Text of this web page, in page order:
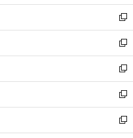
ウ
ィ
ン
ド
ウ
で
開
く
し
い
ウ
ィ
ン
ド
ウ
で
開
く
新
し
い
ウ
ィ
ン
ド
ウ
で
開
新
し
い
ウ
ィ
ン
ド
ウ
新
し
い
ウ
ィ
ン
新
し
い
ウ
新
し